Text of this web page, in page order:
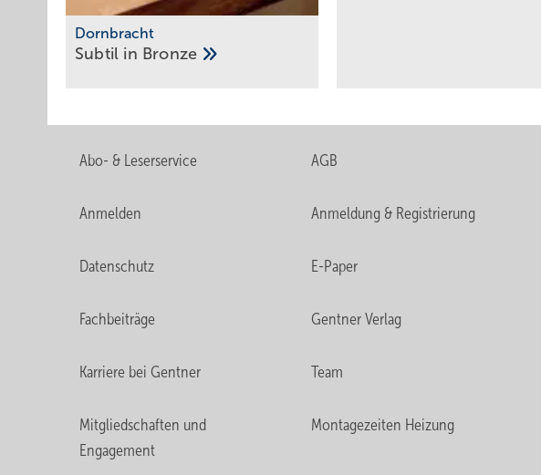
Dornbracht
Subtil in Bronze
Abo- & Leserservice AGB
Anmelden Anmeldung & Registrierung
Datenschutz E-Paper
Fachbeiträge Gentner Verlag
Karriere bei Gentner Team
Mitgliedschaften und
Engagement
Montagezeiten Heizung